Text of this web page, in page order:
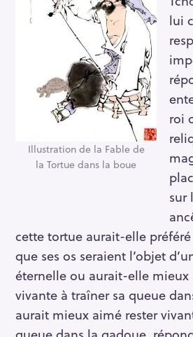
Illustration de la Fable de
la Tortue dans la boue
lui
roi
sur
cette tortue aurait-elle
que ses os seraient l’objet
éternelle ou aurait-elle mieux
vivante à traîner sa queue
aurait mieux aimé rester